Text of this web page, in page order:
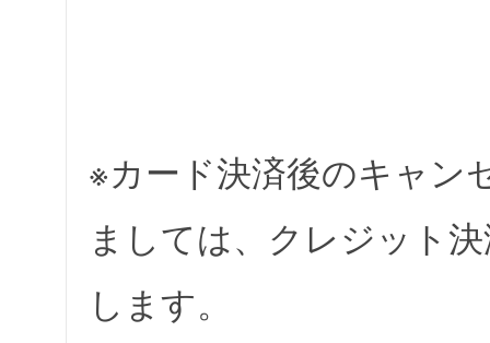
※カード決済後のキャン
ましては、クレジット
します。